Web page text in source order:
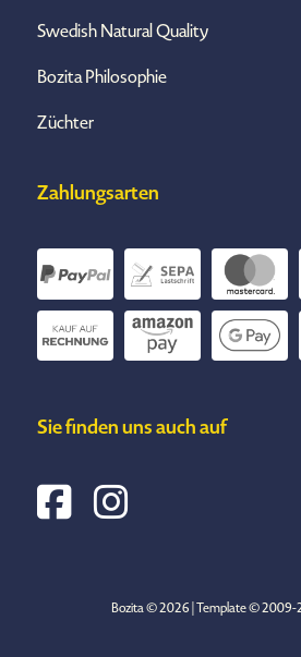
Swedish Natural Quality
Bozita Philosophie
Züchter
Zahlungsarten
Sie finden uns auch auf
Bozita © 2026 | Template © 2009-